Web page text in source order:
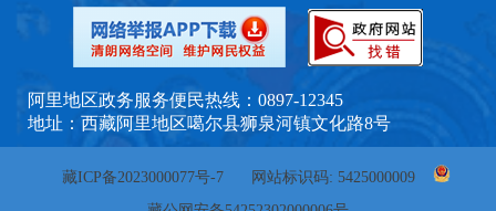
阿里地区政务服务便民热线：0897-12345
地址：西藏阿里地区噶尔县狮泉河镇文化路8号
藏ICP备2023000077号-7
网站标识码: 5425000009